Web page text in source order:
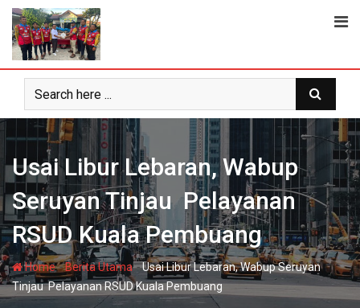
Skip
content
Usai Libur Lebaran, Wabup
Seruyan Tinjau Pelayanan
RSUD Kuala Pembuang
Home-Berita Utama-Usai Libur Lebaran, Wabup Seruyan
Tinjau Pelayanan RSUD Kuala Pembuang